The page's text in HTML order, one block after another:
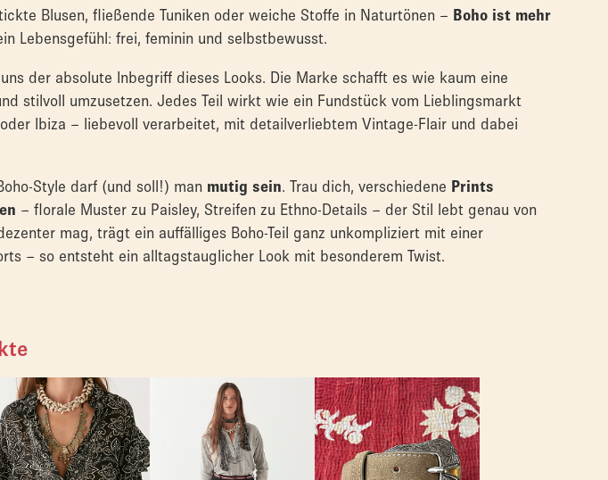
Blusen, fließende Tuniken oder weiche Stoffe in Naturtönen – Boho ist mehr
Lebensgefühl: frei, feminin und selbstbewusst.
der absolute Inbegriff dieses Looks. Die Marke schafft es wie kaum eine
stilvoll umzusetzen. Jedes Teil wirkt wie ein Fundstück vom Lieblingsmarkt
Ibiza – liebevoll verarbeitet, mit detailverliebtem Vintage-Flair und dabei
Style darf (und soll!) man mutig sein. Trau dich, verschiedene Prints
– florale Muster zu Paisley, Streifen zu Ethno-Details – der Stil lebt genau von
mag, trägt ein auffälliges Boho-Teil ganz unkompliziert mit einer
– so entsteht ein alltagstauglicher Look mit besonderem Twist.